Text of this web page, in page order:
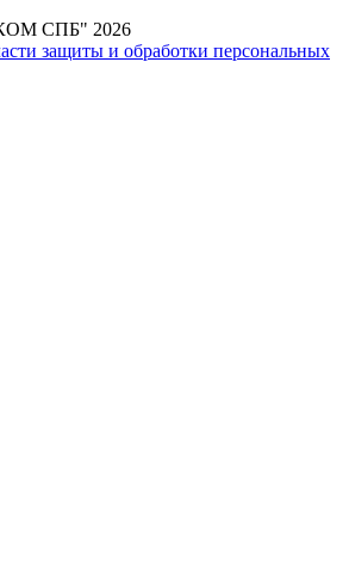
СПБ" 2026
защиты и обработки персональных